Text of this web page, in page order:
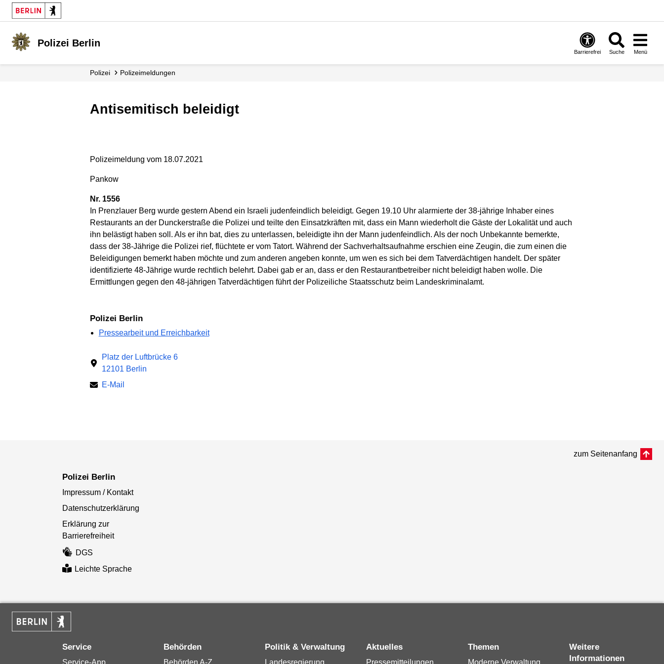
Polizei Berlin
Barrierefrei Suche Menü
Polizei Polizei­meldungen
Antisemitisch beleidigt
Polizeimeldung vom 18.07.2021
Pankow
Nr. 1556
In Prenzlauer Berg wurde gestern Abend ein Israeli judenfeindlich beleidigt. Gegen 19.10 Uhr alarmierte der 38-jährige Inhaber eines
Restaurants an der Dunckerstraße die Polizei und teilte den Einsatzkräften mit, dass ein Mann wiederholt die Gäste der Lokalität und auch
ihn belästigt haben soll. Als er ihn bat, dies zu unterlassen, beleidigte ihn der Mann judenfeindlich. Als der noch Unbekannte bemerkte,
dass der 38-Jährige die Polizei rief, flüchtete er vom Tatort. Während der Sachverhaltsaufnahme erschien eine Zeugin, die zum einen die
Beleidigungen bemerkt haben möchte und zum anderen angeben konnte, um wen es sich bei dem Tatverdächtigen handelt. Der später
identifizierte 48-Jährige wurde rechtlich belehrt. Dabei gab er an, dass er den Restaurantbetreiber nicht beleidigt haben wolle. Die
Ermittlungen gegen den 48-jährigen Tatverdächtigen führt der Polizeiliche Staatsschutz beim Landeskriminalamt.
Polizei Berlin
Pressearbeit und Erreichbarkeit
Platz der Luftbrücke 6
12101 Berlin
E-Mail
zum Seitenanfang
Polizei Berlin
Impressum / Kontakt
Datenschutzerklärung
Erklärung zur
Barrierefreiheit
DGS
Leichte Sprache
Service
Service-App
Behörden
Behörden A-Z
Politik & Verwaltung
Landesregierung
Aktuelles
Pressemitteilungen
Themen
Moderne Verwaltung
Weitere
Informationen